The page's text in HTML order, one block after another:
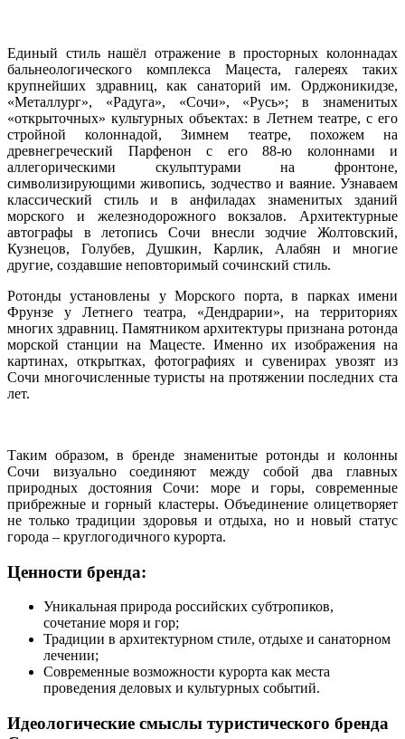
Единый стиль нашёл отражение в просторных колоннадах
бальнеологического комплекса Мацеста, галереях таких
крупнейших здравниц, как санаторий им. Орджоникидзе,
«Металлург», «Радуга», «Сочи», «Русь»; в знаменитых
«открыточных» культурных объектах: в Летнем театре, с его
стройной колоннадой, Зимнем театре, похожем на
древнегреческий Парфенон с его 88-ю колоннами и
аллегорическими скульптурами на фронтоне,
символизирующими живопись, зодчество и ваяние. Узнаваем
классический стиль и в анфиладах знаменитых зданий
морского и железнодорожного вокзалов. Архитектурные
автографы в летопись Сочи внесли зодчие Жолтовский,
Кузнецов, Голубев, Душкин, Карлик, Алабян и многие
другие, создавшие неповторимый сочинский стиль.
Ротонды установлены у Морского порта, в парках имени
Фрунзе у Летнего театра, «Дендрарии», на территориях
многих здравниц. Памятником архитектуры признана ротонда
морской станции на Мацесте. Именно их изображения на
картинах, открытках, фотографиях и сувенирах увозят из
Сочи многочисленные туристы на протяжении последних ста
лет.
Таким образом, в бренде знаменитые ротонды и колонны
Сочи визуально соединяют между собой два главных
природных достояния Сочи: море и горы, современные
прибрежные и горный кластеры. Объединение олицетворяет
не только традиции здоровья и отдыха, но и новый статус
города – круглогодичного курорта.
Ценности бренда:
Уникальная природа российских субтропиков,
сочетание моря и гор;
Традиции в архитектурном стиле, отдыхе и санаторном
лечении;
Современные возможности курорта как места
проведения деловых и культурных событий.
Идеологические смыслы туристического бренда